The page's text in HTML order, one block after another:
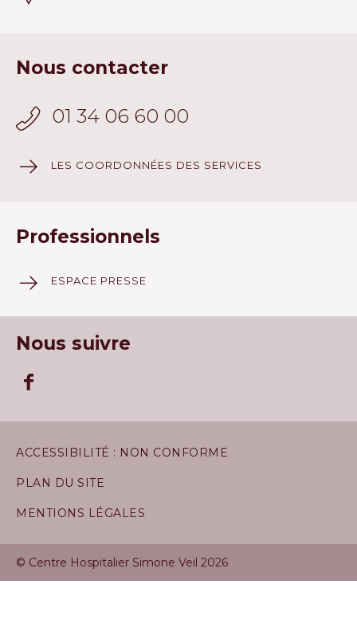
Nous contacter
01 34 06 60 00
LES COORDONNÉES DES SERVICES
Professionnels
ESPACE PRESSE
Nous suivre
© Centre Hospitalier Simone Veil 2026
ACCESSIBILITÉ : NON CONFORME
PLAN DU SITE
MENTIONS LÉGALES